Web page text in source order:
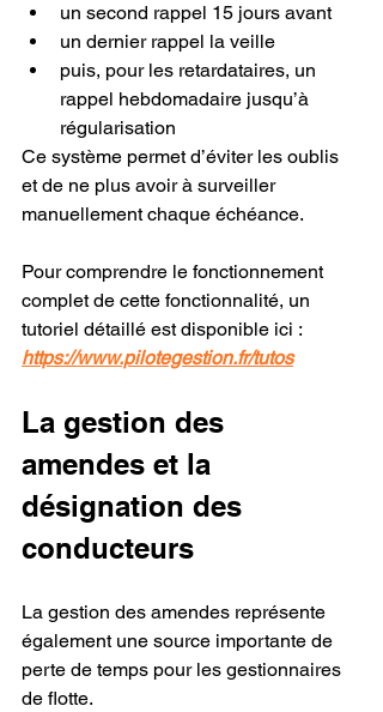
un second rappel 15 jours avant
un dernier rappel la veille
puis, pour les retardataires, un
rappel hebdomadaire jusqu’à
régularisation
Ce système permet d’éviter les oublis
et de ne plus avoir à surveiller
manuellement chaque échéance.
Pour comprendre le fonctionnement
complet de cette fonctionnalité, un
tutoriel détaillé est disponible ici :
https://www.pilotegestion.fr/tutos
La gestion des
amendes et la
désignation des
conducteurs
La gestion des amendes représente
également une source importante de
perte de temps pour les gestionnaires
de flotte.